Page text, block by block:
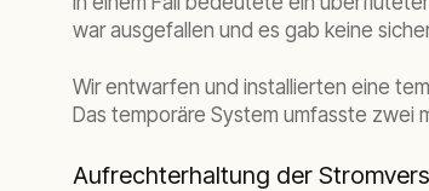
war ausgefallen und es gab keine
Wir entwarfen und installierten eine
Das temporäre System umfasste zwei
Aufrechterhaltung der